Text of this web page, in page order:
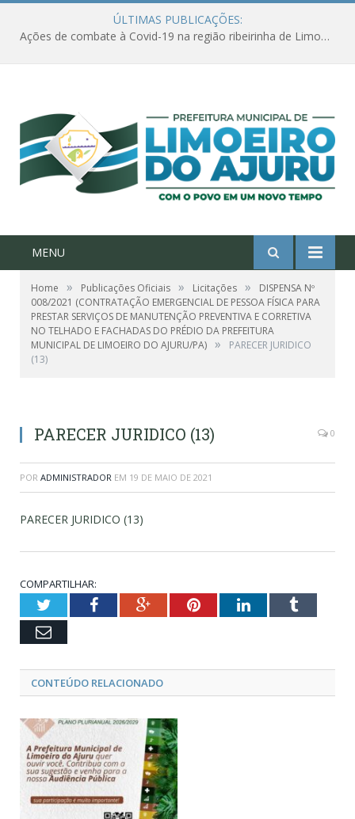
ÚLTIMAS PUBLICAÇÕES:
Ações de combate à Covid-19 na região ribeirinha de Limoeiro do Ajuru continuam
MENU
Home » Publicações Oficiais » Licitações »
DISPENSA Nº
008/2021 (CONTRATAÇÃO EMERGENCIAL DE PESSOA FÍSICA PARA
PRESTAR SERVIÇOS DE MANUTENÇÃO PREVENTIVA E CORRETIVA
NO TELHADO E FACHADAS DO PRÉDIO DA PREFEITURA
MUNICIPAL DE LIMOEIRO DO AJURU/PA) »
PARECER JURIDICO
(13)
PARECER JURIDICO (13) 0
POR ADMINISTRADOR EM 19 DE MAIO DE 2021
PARECER JURIDICO (13)
COMPARTILHAR:
TwitterFacebookGoogle+PinterestLinkedInTumblr
Email
CONTEÚDO RELACIONADO